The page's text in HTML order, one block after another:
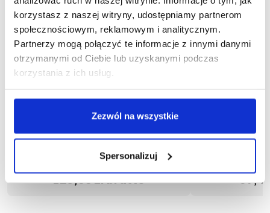
korzystasz z naszej witryny, udostępniamy partnerom
społecznościowym, reklamowym i analitycznym.
Partnerzy mogą połączyć te informacje z innymi danymi
otrzymanymi od Ciebie lub uzyskanymi podczas
korzystania z ich usług.
Zezwól na wszystkie
Spersonalizuj
więcej
1-22-525
Spodnie krótkie MOTIONFLEX
123,66 zł brutto